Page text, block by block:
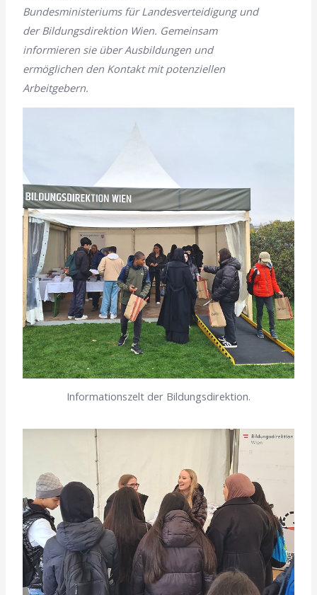
Bundesministeriums für Landesverteidigung und
der Bildungsdirektion Wien. Gemeinsam
informieren sie über Ausbildungen und
ermöglichen den Kontakt mit potenziellen
Arbeitgebern.
Informationszelt der Bildungsdirektion.